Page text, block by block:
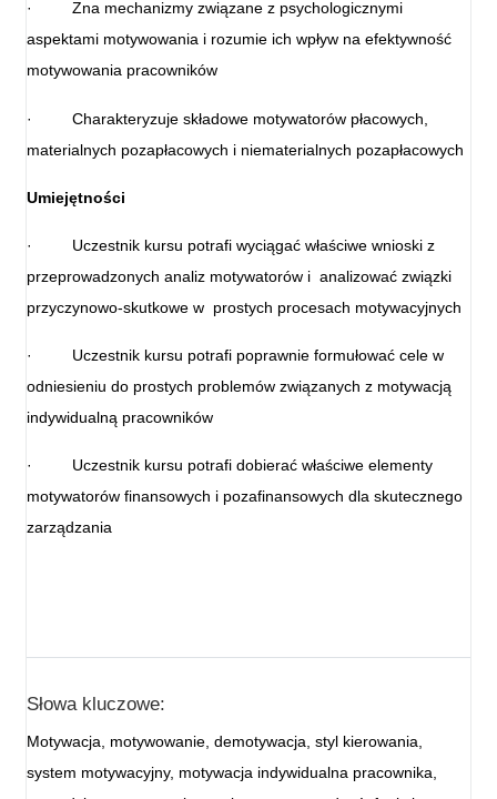
· Zna mechanizmy związane z psychologicznymi
aspektami motywowania i rozumie ich wpływ na efektywność
motywowania pracowników
· Charakteryzuje składowe motywatorów płacowych,
materialnych pozapłacowych i niematerialnych pozapłacowych
Umiejętności
· Uczestnik kursu potrafi wyciągać właściwe wnioski z
przeprowadzonych analiz motywatorów i analizować związki
przyczynowo-skutkowe w prostych procesach motywacyjnych
· Uczestnik kursu potrafi poprawnie formułować cele w
odniesieniu do prostych problemów związanych z motywacją
indywidualną pracowników
· Uczestnik kursu potrafi dobierać właściwe elementy
motywatorów finansowych i pozafinansowych dla skutecznego
zarządzania
Słowa kluczowe:
Motywacja, motywowanie, demotywacja, styl kierowania,
system motywacyjny, motywacja indywidualna pracownika,